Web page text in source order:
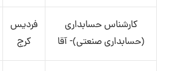
کارشناس حسابداری
(حسابداری صنعتی)- آقا
فردیس
کرج